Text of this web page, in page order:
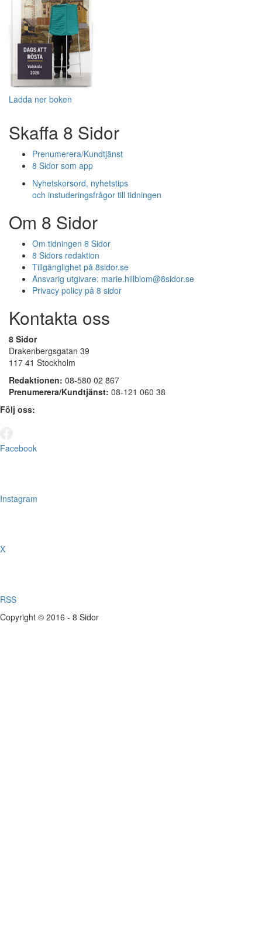
Ladda ner boken
Skaffa 8 Sidor
Prenumerera/Kundtjänst
8 Sidor som app
Nyhetskorsord, nyhetstips
och instuderingsfrågor till tidningen
Om 8 Sidor
Om tidningen 8 Sidor
8 Sidors redaktion
Tillgänglighet på 8sidor.se
Ansvarig utgivare: marie.hillblom@8sidor.se
Privacy policy på 8 sidor
Kontakta oss
8 Sidor
Drakenbergsgatan 39
117 41 Stockholm
Redaktionen: 08-580 02 867
Prenumerera/Kundtjänst: 08-121 060 38
Följ oss:
Facebook
Instagram
X
RSS
Copyright © 2016 - 8 Sidor